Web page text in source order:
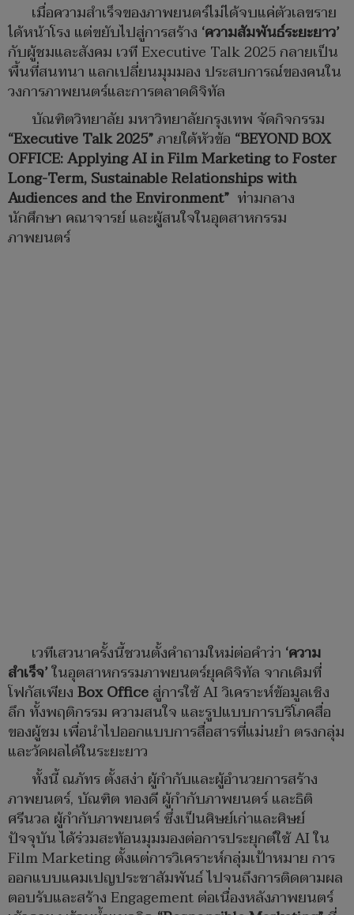
เมื่อความสำเร็จของภาพยนตร์ไม่ได้จบแค่ตัวเลขราย
ได้หน้าโรง แต่ขยับไปสู่การสร้าง ‘ความสัมพันธ์ระยะยาว’
กับผู้ชมและสังคม เวที Executive Talk 2025 กลายเป็น
พื้นที่สนทนา แลกเปลี่ยนมุมมอง ประสบการณ์ของคนใน
วงการภาพยนตร์และการตลาดดิจิทัล
บัณฑิตวิทยาลัย มหาวิทยาลัยกรุงเทพ จัดกิจกรรม
“Executive Talk 2025”ภายใต้หัวข้อ “BEYOND BOX
OFFICE: Applying AI in Film Marketing to Foster
Long-Term, Sustainable Relationships with
Audiences and the Environment” ท่ามกลาง
นักศึกษา คณาจารย์ และผู้สนใจในอุตสาหกรรม
ภาพยนตร์
เวทีเสวนาครั้งนี้ชวนตั้งคำถามใหม่ต่อคำว่า ‘ความ
สำเร็จ’ในอุตสาหกรรมภาพยนตร์ยุคดิจิทัล จากเดิมที่
โฟกัสเพียงBox Officeสู่การใช้ AI วิเคราะห์ข้อมูลเชิง
ลึก ทั้งพฤติกรรม ความสนใจ และรูปแบบการบริโภคสื่อ
ของผู้ชม เพื่อนำไปออกแบบการสื่อสารที่แม่นยำ ตรงกลุ่ม
และวัดผลได้ในระยะยาว
ทั้งนี้ ณภัทร ตั้งสง่า ผู้กำกับและผู้อำนวยการสร้าง
ภาพยนตร์, บัณฑิต ทองดี ผู้กำกับภาพยนตร์ และธิติ
ศรีนวล ผู้กำกับภาพยนตร์ ซึ่งเป็นศิษย์เก่าและศิษย์
ปัจจุบัน ได้ร่วมสะท้อนมุมมองต่อการประยุกต์ใช้ AI ใน
Film Marketing ตั้งแต่การวิเคราะห์กลุ่มเป้าหมาย การ
ออกแบบแคมเปญประชาสัมพันธ์ ไปจนถึงการติดตามผล
ตอบรับและสร้าง Engagement ต่อเนื่องหลังภาพยนตร์